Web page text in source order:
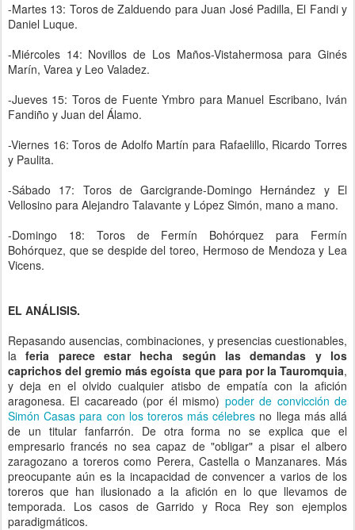
-Martes 13: Toros de Zalduendo para Juan José Padilla, El Fandi y
Daniel Luque.
-Miércoles 14: Novillos de Los Maños-Vistahermosa para Ginés
Marín, Varea y Leo Valadez.
-Jueves 15: Toros de Fuente Ymbro para Manuel Escribano, Iván
Fandiño y Juan del Álamo.
-Viernes 16: Toros de Adolfo Martín para Rafaelillo, Ricardo Torres
y Paulita.
-Sábado 17: Toros de Garcigrande-Domingo Hernández y El
Vellosino para Alejandro Talavante y López Simón, mano a mano.
-Domingo 18: Toros de Fermín Bohórquez para Fermín
Bohórquez, que se despide del toreo, Hermoso de Mendoza y Lea
Vicens.
EL ANÁLISIS.
Repasando ausencias, combinaciones, y presencias cuestionables,
laferia parece estar hecha según las demandas y los
caprichos del gremio más egoísta que para por la Tauromquia,
y deja en el olvido cualquier atisbo de empatía con la afición
aragonesa. El cacareado (por él mismo) poder de convicción de
Simón Casas para con los toreros más célebres no llega más allá
de un titular fanfarrón. De otra forma no se explica que el
empresario francés no sea capaz de "obligar" a pisar el albero
zaragozano a toreros como Perera, Castella o Manzanares. Más
preocupante aún es la incapacidad de convencer a varios de los
toreros que han ilusionado a la afición en lo que llevamos de
temporada. Los casos de Garrido y Roca Rey son ejemplos
paradigmáticos.